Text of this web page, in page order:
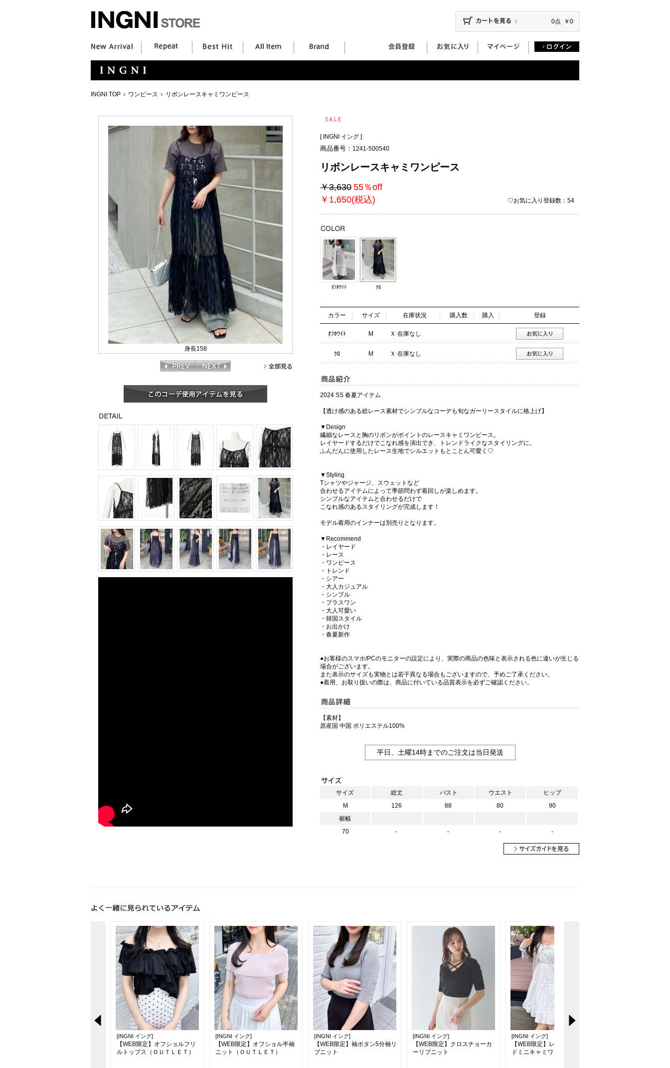
0点 ￥0
INGNI TOP ワンピース リボンレースキャミワンピース
身長158
[ INGNI イング ]
商品番号： 1241-500540
リボンレースキャミワンピース
￥3,630 55％off
￥1,650(税込)
♡お気に入り登録数：54
ｵﾌﾎﾜｲﾄ ｸﾛ
カラー サイズ 在庫状況 購入数 購入 登録
ｵﾌﾎﾜｲﾄ M Ｘ 在庫なし
ｸﾛ M Ｘ 在庫なし
2024 SS 春夏アイテム
【透け感のある総レース素材でシンプルなコーデも旬なガーリースタイルに格上げ】
▼Design
繊細なレースと胸のリボンがポイントのレースキャミワンピース。
レイヤードするだけでこなれ感を演出でき、トレンドライクなスタイリングに。
ふんだんに使用したレース生地でシルエットもとことん可愛く♡
▼Styling
Tシャツやジャージ、スウェットなど
合わせるアイテムによって季節問わず着回しが楽しめます。
シンプルなアイテムと合わせるだけで
こなれ感のあるスタイリングが完成します！
モデル着用のインナーは別売りとなります。
▼Recommend
・レイヤード
・レース
・ワンピース
・トレンド
・シアー
・大人カジュアル
・シンプル
・プラスワン
・大人可愛い
・韓国スタイル
・お出かけ
・春夏新作
●お客様のスマホ/PCのモニターの設定により、実際の商品の色味と表示される色に違いが生じる
場合がございます。
また表示のサイズも実物とは若干異なる場合もございますので、予めご了承ください。
●着用、お取り扱いの際は、商品に付いている品質表示を必ずご確認ください。
【素材】
原産国 中国 ポリエステル100%
平日、土曜14時までのご注文は当日発送
サイズ 総丈 バスト ウエスト
ヒップ
M
126 88 80
90
裾幅
70
- - - -
[INGNI イング]
【WEB限定】オフショルフリ
ルトップス（ＯＵＴＬＥＴ）
[INGNI イング]
【WEB限定】オフショル半袖
ニット（ＯＵＴＬＥＴ）
[INGNI イング]
【WEB限定】袖ボタン5分袖リ
ブニット
[INGNI イング]
【WEB限定】クロスチョーカ
ーリブニット
[INGNI イング]
【WEB限定】レースティアー
ドミニキャミワンピース